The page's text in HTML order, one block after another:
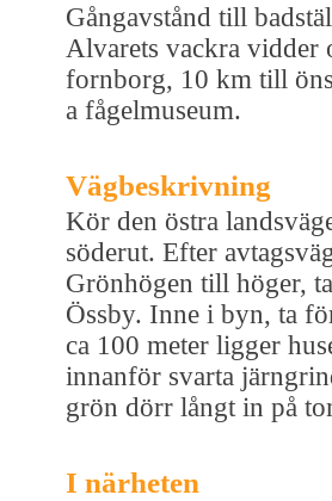
Gångavstånd till
Alvarets vackra vidder
fornborg, 10 km till
a fågelmuseum.
Vägbeskrivning
Kör den östra
söderut. Efter
Grönhögen till höger,
Össby. Inne i byn, ta
ca 100 meter ligger
innanför svarta
grön dörr långt in på
I närheten